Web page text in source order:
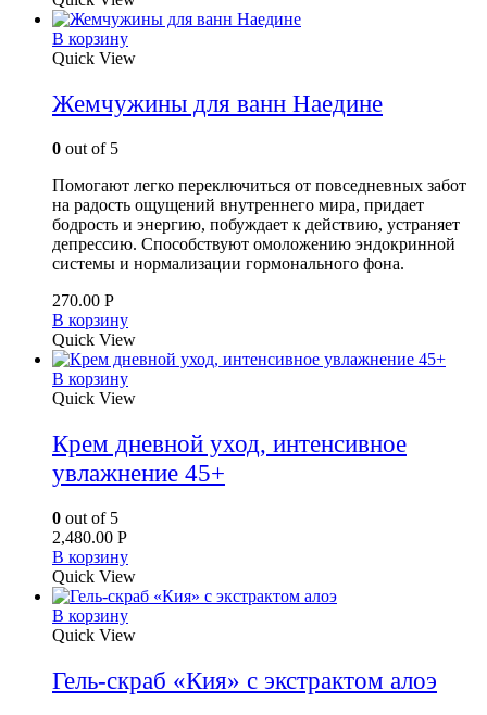
В корзину
Quick View
Жемчужины для ванн Наедине
0 out of 5
Помогают легко переключиться от повседневных забот
на радость ощущений внутреннего мира, придает
бодрость и энергию, побуждает к действию, устраняет
депрессию. Способствуют омоложению эндокринной
системы и нормализации гормонального фона.
270.00 Р
В корзину
Quick View
В корзину
Quick View
Крем дневной уход, интенсивное
увлажнение 45+
0 out of 5
2,480.00 Р
В корзину
Quick View
В корзину
Quick View
Гель-скраб «Кия» с экстрактом алоэ